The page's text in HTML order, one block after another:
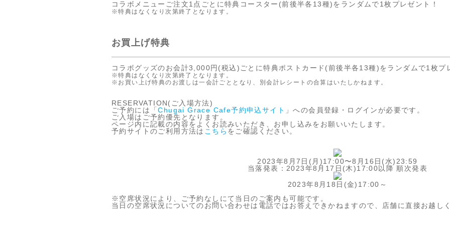
コラボメニューご注文1点ごとに特典コースター(前後半各13種)をランダムで1枚プレゼント！
※特典はなくなり次第終了となります。
お買上げ特典
コラボグッズのお会計3,000円(税込)ごとに特典ポストカード(前後半各13種)をランダムで1枚プ
※特典はなくなり次第終了となります。
※お買い上げ特典のお渡しは⼀会計ごととなり、別会計レシートの合算はいたしかねます。
RESERVATION(ご入場方法)
ご予約には「Chugai Grace Cafe予約申込サイト 」への会員登録・ログインが必要です。
ご入場はご予約優先となります。
ページ内に記載の内容をよくお読みいただき、お申し込みをお願いいたします。
予約サイトのご利用方法は こちら をご確認ください。
2023年8月7日(月)17:00〜8月16日(水)23:59
当落発表：2023年8月17日(木)17:00以降 順次発表
2023年8月18日(金)17:00～
※空席状況により、ご予約なしにて当日のご案内も可能です。
当日の空席状況についてのお問い合わせは電話ではお答えできかねますので、店舗に直接お越し